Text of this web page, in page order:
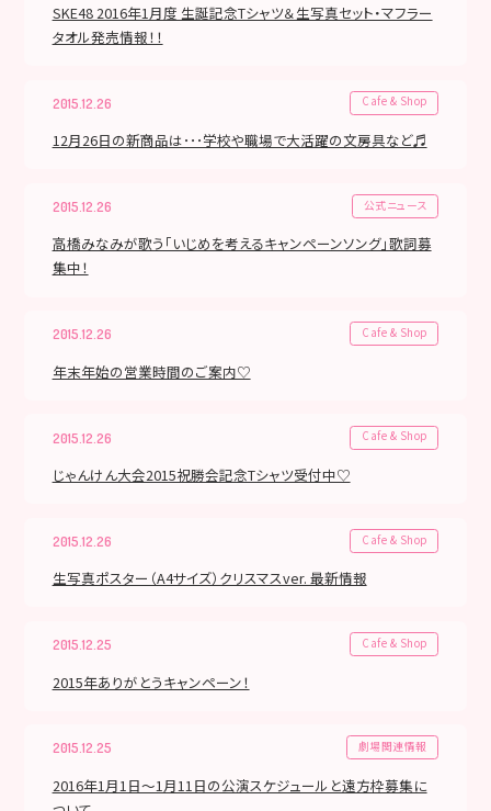
SKE48 2016年1月度 生誕記念Tシャツ＆生写真セット・マフラー
タオル発売情報！！
2015.12.26 Cafe & Shop
12月26日の新商品は･･･学校や職場で大活躍の文房具など♬
2015.12.26 公式ニュース
高橋みなみが歌う「いじめを考えるキャンペーンソング」歌詞募
集中！
2015.12.26 Cafe & Shop
年末年始の営業時間のご案内♡
2015.12.26 Cafe & Shop
じゃんけん大会2015祝勝会記念Tシャツ受付中♡
2015.12.26 Cafe & Shop
生写真ポスター（A4サイズ）クリスマスver. 最新情報
2015.12.25 Cafe & Shop
2015年ありがとうキャンペーン！
2015.12.25 劇場関連情報
2016年1月1日～1月11日の公演スケジュールと遠方枠募集に